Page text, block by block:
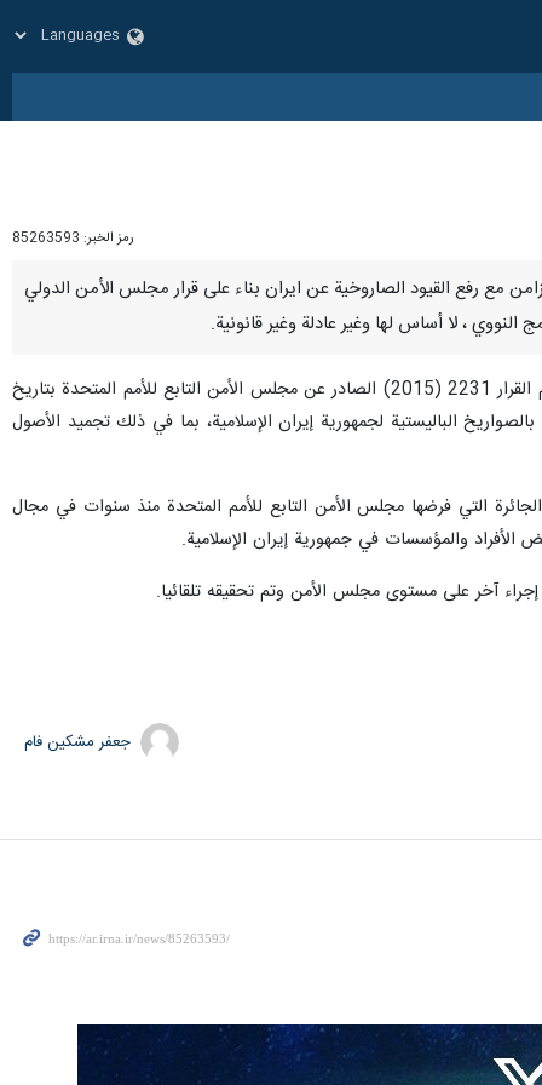
رمز الخبر: 85263593
بالتزامن مع رفع القيود الصاروخية عن ايران بناء على قرار مجلس الأمن الدولي
وفي رسالة وجهها إلى أنتونيو غوتيريش، الأمين العام للأمم المتحدة ورئيس مجلس الأمن، بشأن إنهاء قيود بعض أحكام القرار 2231 (2015) الصادر عن مجلس الأمن التابع للأمم المتحدة بتاريخ
بالصواريخ الباليستية لجمهورية إيران الإسلامية، بما في ذلك تجميد الأصول
قيد او شرط الجزء الأخير من القيود الجائرة التي فرضها مجلس الأمن التابع للأمم المتحدة منذ سنوات في مجال
الأفراد والمؤسسات في جمهورية إيران الإسلامية.
جعفر مشکین فام